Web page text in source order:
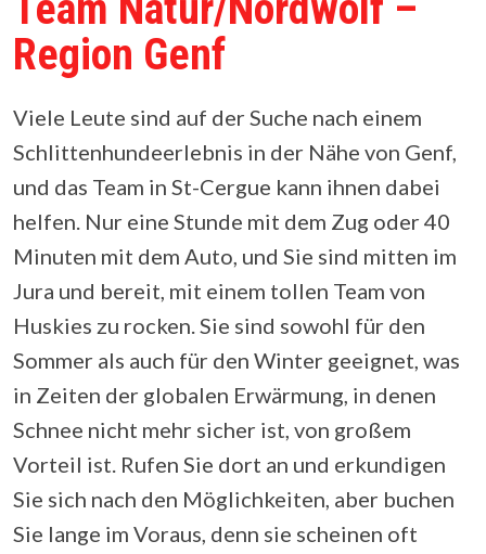
Region Genf
Viele Leute sind auf der Suche nach einem
Schlittenhundeerlebnis in der Nähe von Genf,
und das Team in St-Cergue kann ihnen dabei
helfen. Nur eine Stunde mit dem Zug oder 40
Minuten mit dem Auto, und Sie sind mitten im
Jura und bereit, mit einem tollen Team von
Huskies zu rocken. Sie sind sowohl für den
Sommer als auch für den Winter geeignet, was
in Zeiten der globalen Erwärmung, in denen
Schnee nicht mehr sicher ist, von großem
Vorteil ist. Rufen Sie dort an und erkundigen
Sie sich nach den Möglichkeiten, aber buchen
Sie lange im Voraus, denn sie scheinen oft